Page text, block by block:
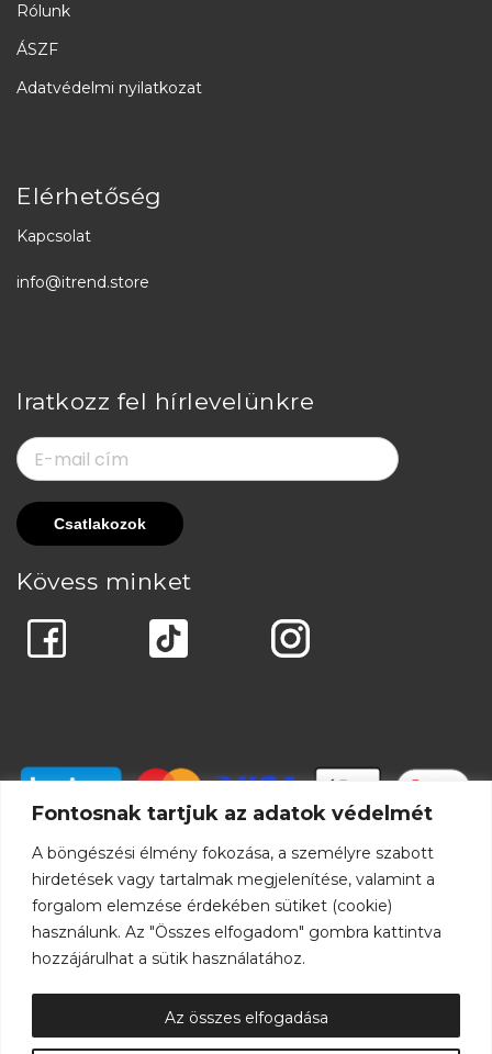
Fontosnak tartjuk az adatok védelmét
A böngészési élmény fokozása, a személyre szabott
hirdetések vagy tartalmak megjelenítése, valamint a
forgalom elemzése érdekében sütiket (cookie)
használunk. Az "Összes elfogadom" gombra kattintva
hozzájárulhat a sütik használatához.
Az összes elfogadása
Rólunk
ÁSZF
Adatvédelmi nyilatkozat
Elérhetőség
Kapcsolat
info@itrend.store
Iratkozz fel hírlevelünkre
Kövess minket